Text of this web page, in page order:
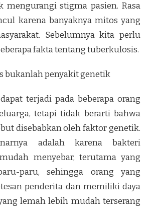
mengurangi stigma pasien. Rasa
karena banyaknya mitos yang
Sebelumnya kita perlu
fakta tentang tuberkulosis.
bukanlah penyakit genetik
terjadi pada beberapa orang
tetapi tidak berarti bahwa
disebabkan oleh faktor genetik.
adalah karena bakteri
menyebar, terutama yang
paru, sehingga orang yang
penderita dan memiliki daya
lemah lebih mudah terserang